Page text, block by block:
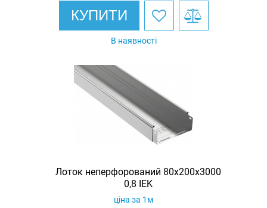
КУПИТИ
В наявності
Лоток неперфорований 80х200х3000
0,8 IEK
ціна за 1м